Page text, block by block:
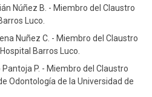
Núñez B. - Miembro del Claustro
Luco.
Nuñez C. - Miembro del Claustro
Barros Luco.
P. - Miembro del Claustro
Odontología de la Universidad de